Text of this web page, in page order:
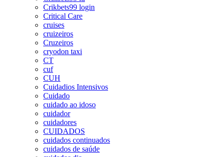
Crikbets99 login
Critical Care
cruises
cruizeiros
Cruzeiros
cryodon taxi
CT
cuf
CUH
Cuidadios Intensivos
Cuidado
cuidado ao idoso
cuidador
cuidadores
CUIDADOS
cuidados continuados
cuidados de saúde